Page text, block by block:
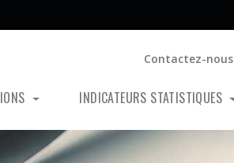
Contactez-nous
INDICATEURS STATISTIQUES